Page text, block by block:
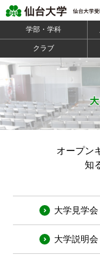
学部・学科
クラブ
オープン
知
大学見学会
大学説明